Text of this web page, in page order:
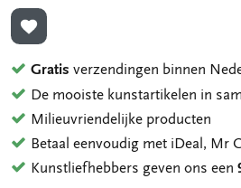
TOEVOEGEN AAN VERLANGLIJST
Gratis verzendingen binnen
De mooiste kunstartikelen in
Milieuvriendelijke producten
Betaal eenvoudig met iDeal, Mr
Kunstliefhebbers geven ons een